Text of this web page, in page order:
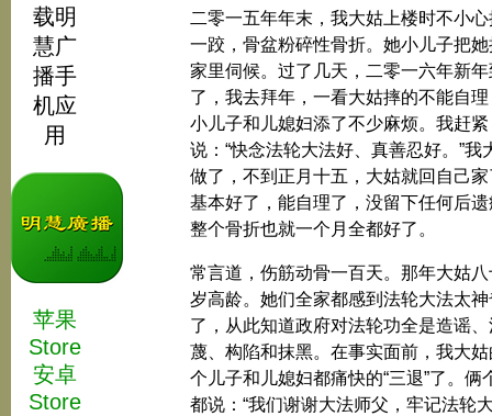
载明
慧广
播手
机应
用
苹果
Store
安卓
Store
二零一五年年末，我大姑上楼时不小
一跤，骨盆粉碎性骨折。她小儿子把她
家里伺候。过了几天，二零一六年新年
了，我去拜年，一看大姑摔的不能自理
小儿子和儿媳妇添了不少麻烦。我赶紧
说：“快念法轮大法好、真善忍好。”我
做了，不到正月十五，大姑就回自己家
基本好了，能自理了，没留下任何后遗
整个骨折也就一个月全都好了。
常言道，伤筋动骨一百天。那年大姑八
岁高龄。她们全家都感到法轮大法太神
了，从此知道政府对法轮功全是造谣、
蔑、构陷和抹黑。在事实面前，我大姑
个儿子和儿媳妇都痛快的“三退”了。俩
都说：“我们谢谢大法师父，牢记法轮